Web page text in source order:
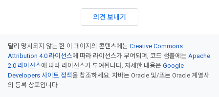
의견 보내기
달리 명시되지 않는 한 이 페이지의 콘텐츠에는 Creative Commons
Attribution 4.0 라이선스에 따라 라이선스가 부여되며, 코드 샘플에는 Apache
2.0 라이선스에 따라 라이선스가 부여됩니다. 자세한 내용은 Google
Developers 사이트 정책을 참조하세요. 자바는 Oracle 및/또는 Oracle 계열사
의 등록 상표입니다.